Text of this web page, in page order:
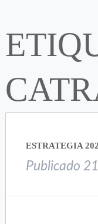
ESTRATEGIA
Publicado